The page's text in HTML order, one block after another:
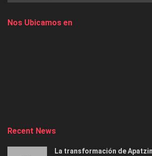
Nos Ubicamos en
Recent News
La transformación de